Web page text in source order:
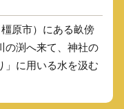
原市）にある畝傍
の渕へ来て、神社の
」に用いる水を汲む